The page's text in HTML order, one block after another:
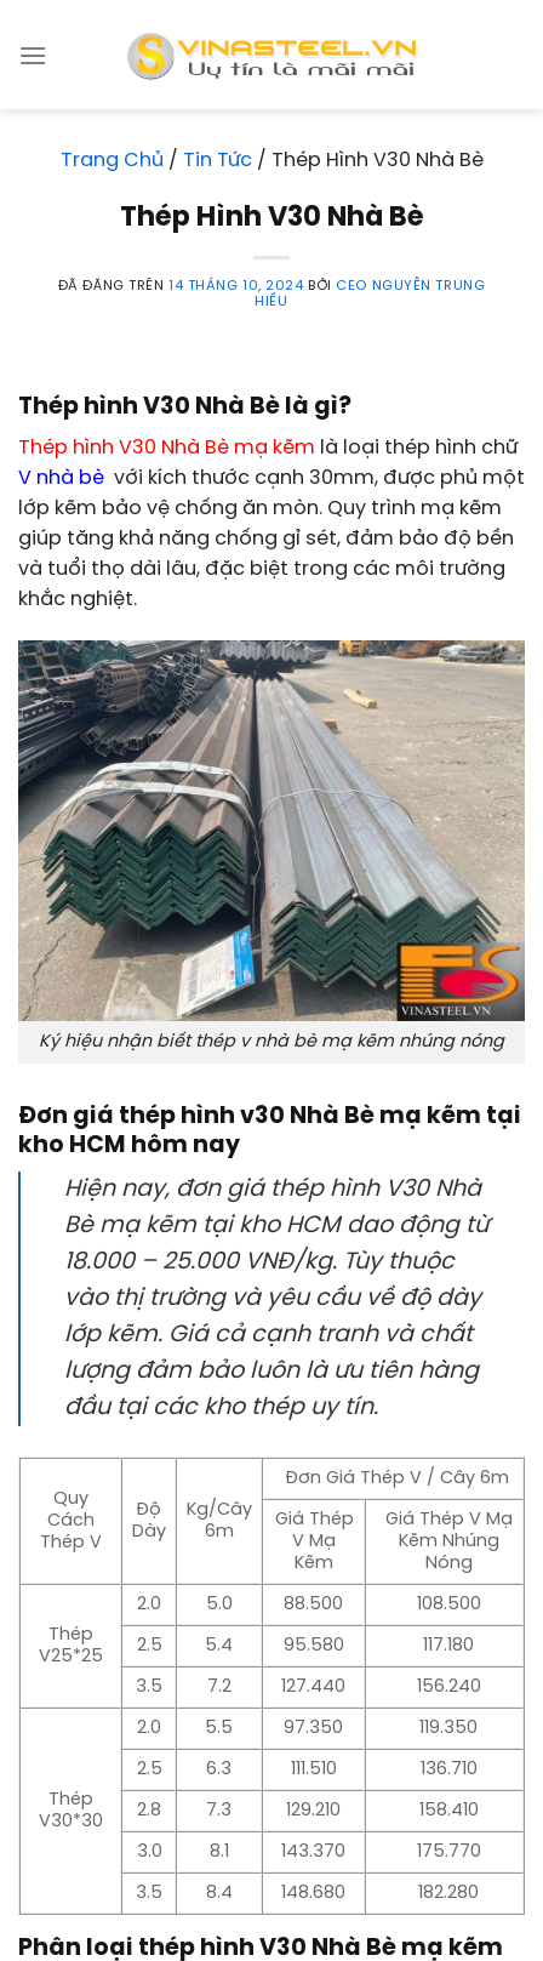
đến
Trang Chủ / Tin Tức/ Thép Hình V30 Nhà Bè
Thép Hình V30 Nhà Bè
ĐÃ ĐĂNG TRÊN 14 THÁNG 10, 2024 BỞI CEO NGUYỄN TRUNG
HIẾU
Thép hình V30 Nhà Bè là gì?
Thép hình V30 Nhà Bè mạ kẽm là loại thép hình chữ
V nhà bè với kích thước cạnh 30mm, được phủ một
lớp kẽm bảo vệ chống ăn mòn. Quy trình mạ kẽm
giúp tăng khả năng chống gỉ sét, đảm bảo độ bền
và tuổi thọ dài lâu, đặc biệt trong các môi trường
khắc nghiệt.
Ký hiệu nhận biết thép v nhà bè mạ kẽm nhúng nóng
Đơn giá thép hình v30 Nhà Bè mạ kẽm tại
kho HCM hôm nay
Hiện nay, đơn giá thép hình V30 Nhà
Bè mạ kẽm tại kho HCM dao động từ
18.000 – 25.000 VNĐ/kg. Tùy thuộc
vào thị trường và yêu cầu về độ dày
lớp kẽm. Giá cả cạnh tranh và chất
lượng đảm bảo luôn là ưu tiên hàng
đầu tại các kho thép uy tín.
Quy
Cách
Thép V
Độ
Dày
Kg/Cây
6m
Đơn Giá Thép V / Cây 6m
Giá Thép
V Mạ
Kẽm
Giá Thép V Mạ
Kẽm Nhúng
Nóng
Thép
V25*25
2.0 5.0 88.500 108.500
2.5 5.4 95.580 117.180
3.5 7.2 127.440 156.240
Thép
V30*30
2.0 5.5 97.350 119.350
2.5 6.3 111.510 136.710
2.8 7.3 129.210 158.410
3.0 8.1 143.370 175.770
3.5 8.4 148.680 182.280
Phân loại thép hình V30 Nhà Bè mạ kẽm